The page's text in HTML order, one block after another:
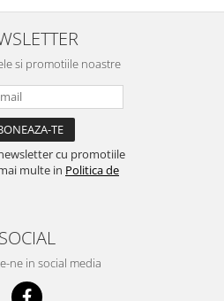
si promotiile noastre
cu promotiile
multe in Politica de
SOCIAL
ne in social media